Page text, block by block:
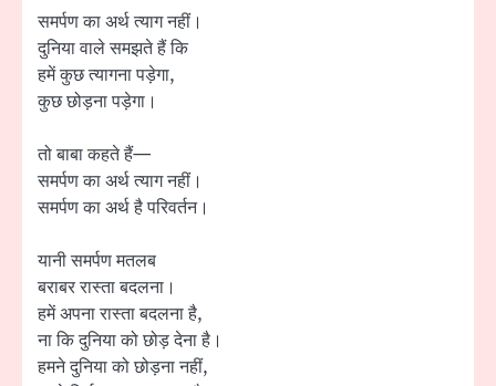
समर्पण का अर्थ त्याग नहीं।
दुनिया वाले समझते हैं कि
हमें कुछ त्यागना पड़ेगा,
कुछ छोड़ना पड़ेगा।
तो बाबा कहते हैं—
समर्पण का अर्थ त्याग नहीं।
समर्पण का अर्थ है परिवर्तन।
यानी समर्पण मतलब
बराबर रास्ता बदलना।
हमें अपना रास्ता बदलना है,
ना कि दुनिया को छोड़ देना है।
हमने दुनिया को छोड़ना नहीं,